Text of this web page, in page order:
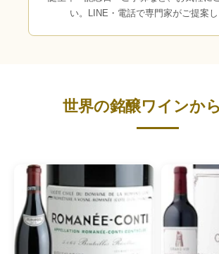
い。LINE・電話で専門家がご提案し
世界の銘醸ワインか